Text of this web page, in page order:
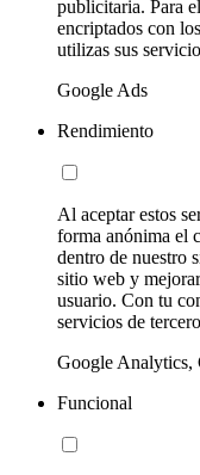
publicitaria. Para
encriptados con
utilizas sus
Google Ads
Rendimiento
Al aceptar estos
forma anónima el
dentro de nuestro
sitio web y
usuario. Con tu
servicios de
Google Analytics,
Funcional